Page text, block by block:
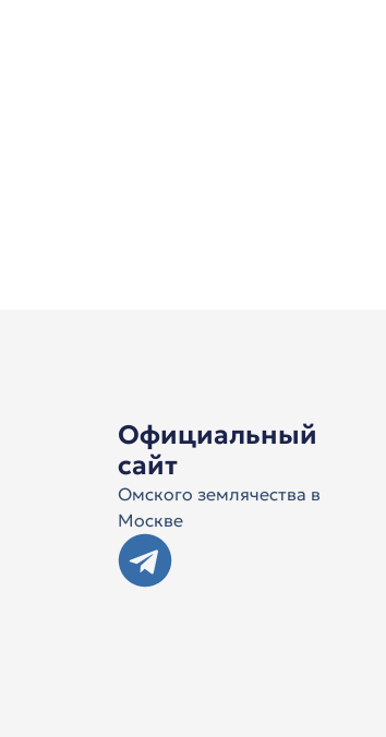
Официальный
сайт
Омского землячества в
Москве